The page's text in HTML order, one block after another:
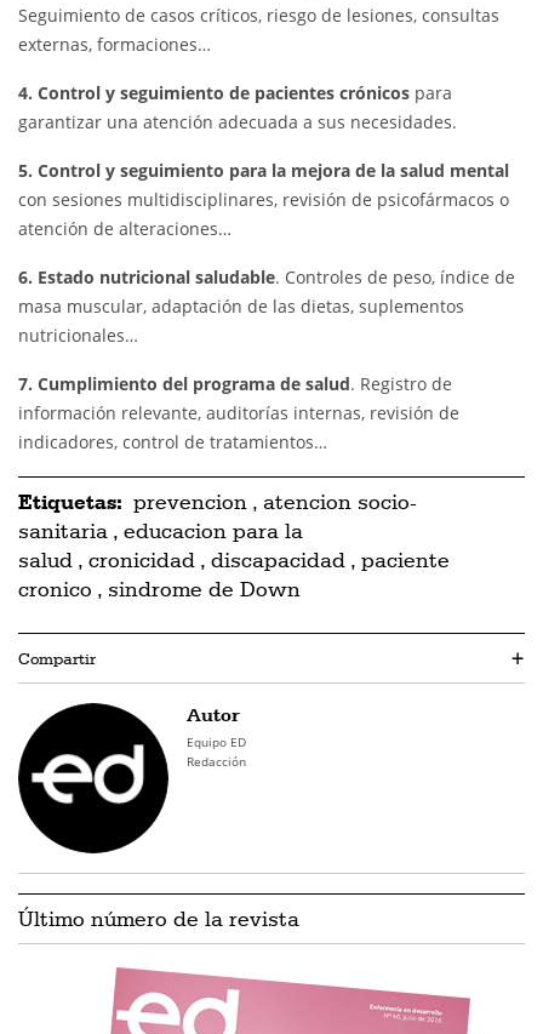
Seguimiento de casos críticos, riesgo de lesiones, consultas
externas, formaciones…
4. Control y seguimiento de pacientes crónicos para
garantizar una atención adecuada a sus necesidades.
5. Control y seguimiento para la mejora de la salud mental
con sesiones multidisciplinares, revisión de psicofármacos o
atención de alteraciones…
6. Estado nutricional saludable. Controles de peso, índice de
masa muscular, adaptación de las dietas, suplementos
nutricionales…
7. Cumplimiento del programa de salud. Registro de
información relevante, auditorías internas, revisión de
indicadores, control de tratamientos…
Etiquetas: prevencion , atencion socio-
sanitaria , educacion para la
salud , cronicidad , discapacidad , paciente
cronico , sindrome de Down
Compartir +
Autor
Equipo ED
Redacción
Último número de la revista